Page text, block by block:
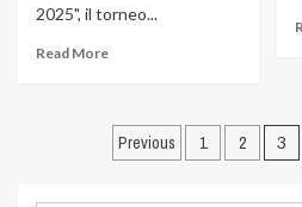
2025", il torneo...
Read More
Navigazione
Previous 1 2 3